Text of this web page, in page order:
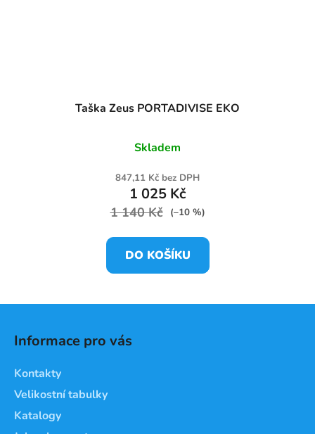
Taška Zeus PORTADIVISE EKO
Skladem
847,11 Kč bez DPH
1 025 Kč
1 140 Kč (–10 %)
DO KOŠÍKU
Informace pro vás
Kontakty
Velikostní tabulky
Katalogy